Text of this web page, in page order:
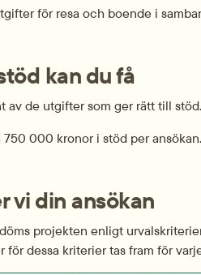
för resa och boende i
kan du få
av de utgifter som ger rätt till stöd.
000 kronor i stöd per ansökan.
vi din ansökan
projekten enligt
för dessa kriterier tas fram för